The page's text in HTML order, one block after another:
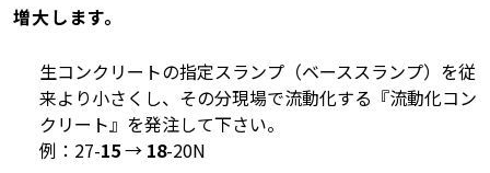
増大します。
生コンクリートの指定スランプ（ベーススランプ）を従
来より小さくし、その分現場で流動化する『流動化コン
クリート』を発注して下さい。
例：27-15→ 18-20N